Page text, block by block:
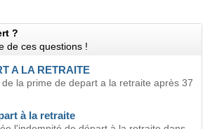
?
de ces questions !
A LA RETRAITE
la prime de depart a la retraite après 37
à la retraite